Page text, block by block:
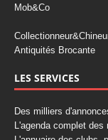
Mob&Co
Antiquités Brocante
LES SERVICES
Des milliers
L'agenda complet des